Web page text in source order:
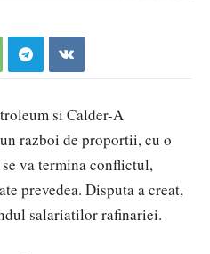
si Calder-A
razboi de proportii, cu o
va termina conflictul,
prevedea. Disputa a creat,
salariatilor rafinariei.